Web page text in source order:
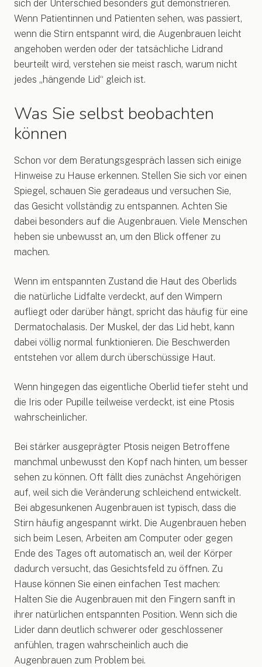
sich der Unterschied besonders gut demonstrieren.
Wenn Patientinnen und Patienten sehen, was passiert,
wenn die Stirn entspannt wird, die Augenbrauen leicht
angehoben werden oder der tatsächliche Lidrand
beurteilt wird, verstehen sie meist rasch, warum nicht
jedes „hängende Lid“ gleich ist.
Was Sie selbst beobachten
können
Schon vor dem Beratungsgespräch lassen sich einige
Hinweise zu Hause erkennen. Stellen Sie sich vor einen
Spiegel, schauen Sie geradeaus und versuchen Sie,
das Gesicht vollständig zu entspannen. Achten Sie
dabei besonders auf die Augenbrauen. Viele Menschen
heben sie unbewusst an, um den Blick offener zu
machen.
Wenn im entspannten Zustand die Haut des Oberlids
die natürliche Lidfalte verdeckt, auf den Wimpern
aufliegt oder darüber hängt, spricht das häufig für eine
Dermatochalasis. Der Muskel, der das Lid hebt, kann
dabei völlig normal funktionieren. Die Beschwerden
entstehen vor allem durch überschüssige Haut.
Wenn hingegen das eigentliche Oberlid tiefer steht und
die Iris oder Pupille teilweise verdeckt, ist eine Ptosis
wahrscheinlicher.
Bei stärker ausgeprägter Ptosis neigen Betroffene
manchmal unbewusst den Kopf nach hinten, um besser
sehen zu können. Oft fällt dies zunächst Angehörigen
auf, weil sich die Veränderung schleichend entwickelt.
Bei abgesunkenen Augenbrauen ist typisch, dass die
Stirn häufig angespannt wirkt. Die Augenbrauen heben
sich beim Lesen, Arbeiten am Computer oder gegen
Ende des Tages oft automatisch an, weil der Körper
dadurch versucht, das Gesichtsfeld zu öffnen. Zu
Hause können Sie einen einfachen Test machen:
Halten Sie die Augenbrauen mit den Fingern sanft in
ihrer natürlichen entspannten Position. Wenn sich die
Lider dann deutlich schwerer oder geschlossener
anfühlen, tragen wahrscheinlich auch die
Augenbrauen zum Problem bei.